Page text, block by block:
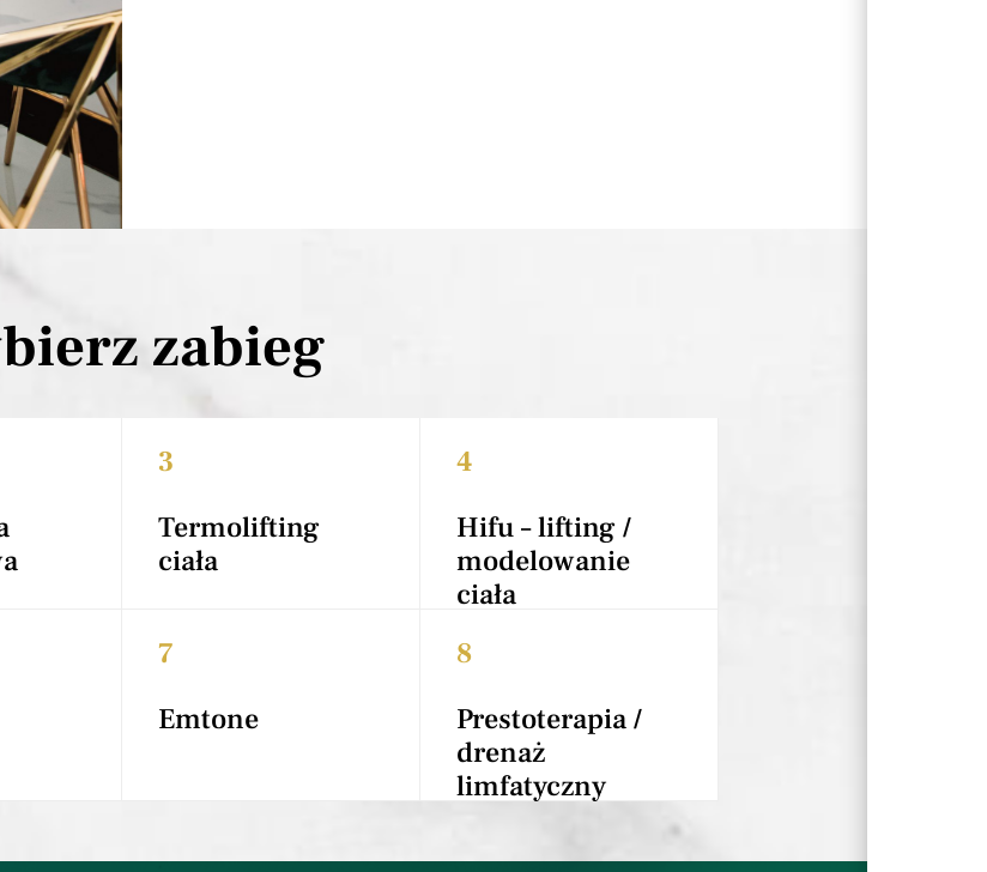
zabieg
3
Termolifting
ciała
4
Hifu – lifting /
modelowanie
ciała
7
Emtone
8
Prestoterapia /
drenaż
limfatyczny